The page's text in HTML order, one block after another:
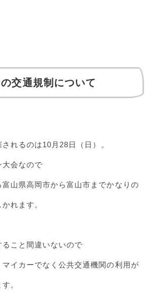
交通規制について
れるのは10月28日（日）。
会なので
山県高岡市から富山市までかなりの
れます。
こと間違いないので
イカーでなく公共交通機関の利用が
。